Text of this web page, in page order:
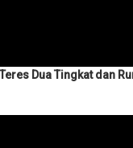
Dua Tingkat dan